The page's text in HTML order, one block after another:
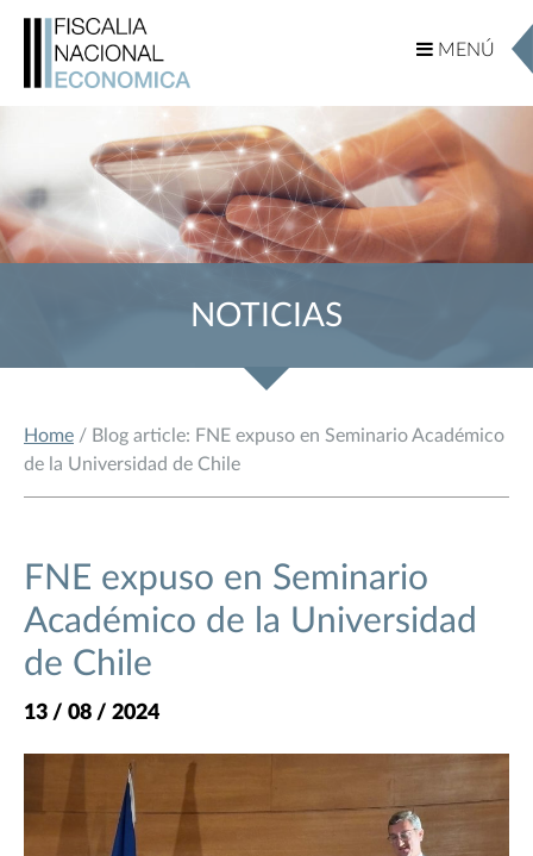
MENÚ
MENÚ
NOTICIAS
Home / Blog article: FNE expuso en Seminario Académico
de la Universidad de Chile
FNE expuso en Seminario
Académico de la Universidad
de Chile
13 / 08 / 2024